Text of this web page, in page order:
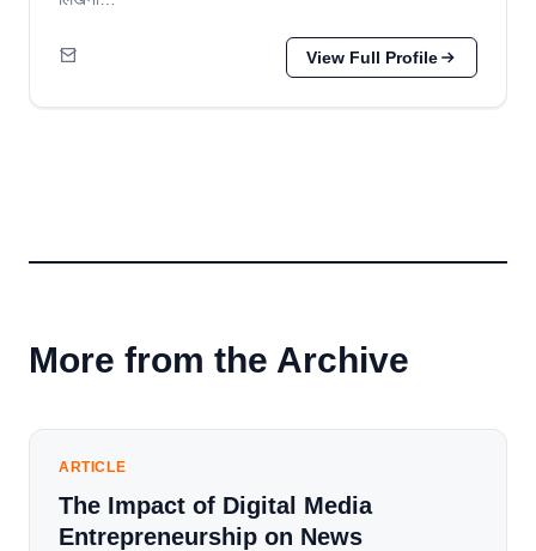
View Full Profile
More from the Archive
ARTICLE
The Impact of Digital Media
Entrepreneurship on News